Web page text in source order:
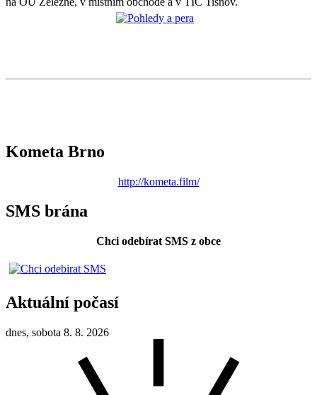
Kometa Brno
http://kometa.film/
SMS brána
Chci odebírat SMS z obce
Aktuální počasí
dnes, sobota 8. 8. 2026